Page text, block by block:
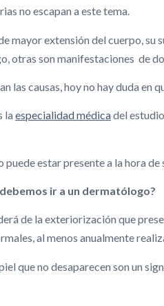
no escapan a este tema.
mayor extensión del cuerpo,
otras son manifestaciones de
las causas, hoy no hay duda
la especialidad médicadel
estar presente a la hora
ir a un dermatólogo?
de la exteriorización que
al menos anualmente
que no desaparecen son un